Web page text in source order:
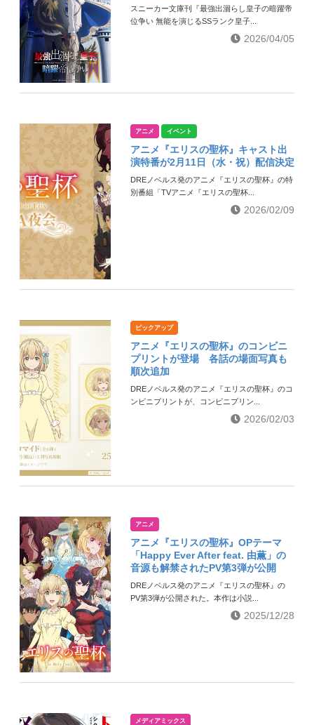
スニーカー文庫刊『最強出涸らし皇子の暗躍帝
位争い 無能を演じるSSランク皇子...
2026/04/05
アニメ イベント
アニメ『エリスの聖杯』キャスト出
演特番が2月11日（水・祝）配信決定
DREノベルス発のアニメ『エリスの聖杯』の特
別番組「TVアニメ『エリスの聖杯...
2026/02/09
ピックアップ
アニメ『エリスの聖杯』のコンビニ
プリントが登場 各話の場面写真も
順次追加
DREノベルス発のアニメ『エリスの聖杯』のコ
ンビニプリントが、コンビニプリン...
2026/02/03
アニメ
アニメ『エリスの聖杯』OPテーマ
「Happy Ever After feat. 由薫」の
音源も解禁されたPV第3弾が公開
DREノベルス発のアニメ『エリスの聖杯』の
PV第3弾が公開された。本作は小説...
2025/12/28
メディアミックス